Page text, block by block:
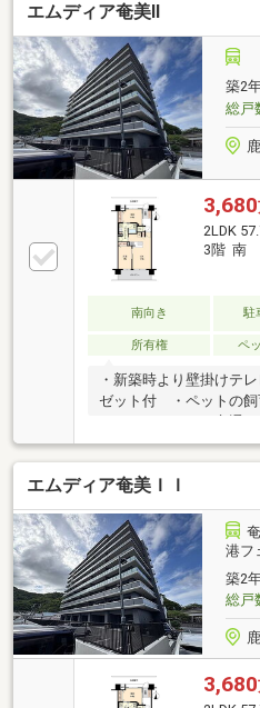
エムディア奄美Ⅱ
築2
総戸
3,680
2LDK
3階 南
南向き 駐
所有権
ペ
・新築時より壁掛けテ
ゼット付 ・ペットの飼
わせください。・交通
瀬新港フェリーターミ
備保証つき◆弊社から
は、指定設備の故障時
ん保証」サービスをご
の制限・保証限度額の
合わせを24時間受付対
発的な設備トラブルに
を提供しております。※
等の諸条件あり
エムディア奄美ＩＩ
港フ
築2
総戸
3,680